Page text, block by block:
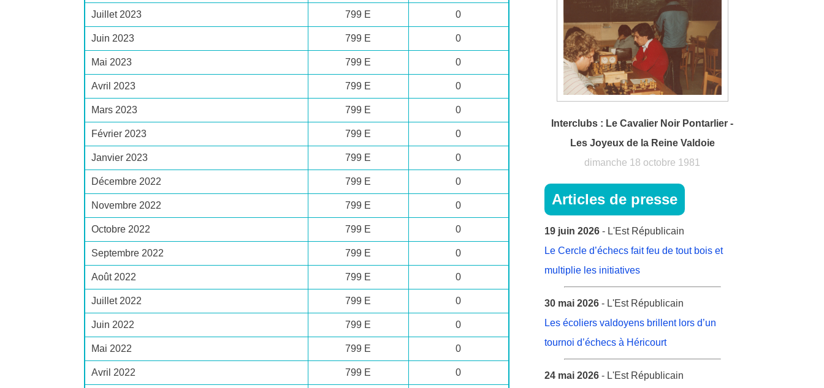
Juillet 2023 799 E 0
Juin 2023 799 E 0
Mai 2023 799 E 0
Avril 2023 799 E 0
Mars 2023 799 E 0
Février 2023 799 E 0
Janvier 2023 799 E 0
Décembre 2022 799 E 0
Novembre 2022 799 E 0
Octobre 2022 799 E 0
Septembre 2022 799 E 0
Août 2022 799 E 0
Juillet 2022 799 E 0
Juin 2022 799 E 0
Mai 2022 799 E 0
Avril 2022 799 E 0
Interclubs : Le Cavalier Noir Pontarlier -
Les Joyeux de la Reine Valdoie
dimanche 18 octobre 1981
Articles de presse
19 juin 2026- L'Est Républicain
Le Cercle d’échecs fait feu de tout bois et
multiplie les initiatives
30 mai 2026- L'Est Républicain
Les écoliers valdoyens brillent lors d’un
tournoi d’échecs à Héricourt
24 mai 2026- L'Est Républicain